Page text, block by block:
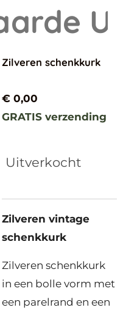
Zilveren schenkkurk
€ 0,00
GRATIS verzending
Uitverkocht
Zilveren vintage
schenkkurk
Zilveren schenkkurk
in een bolle vorm met
een parelrand en een